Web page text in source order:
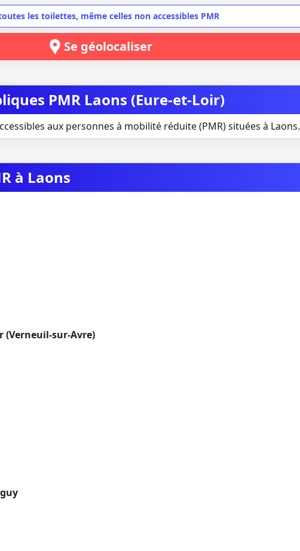
les toilettes, même celles non accessibles PMR
Se géolocaliser
PMR Laons (Eure-et-Loir)
aux personnes à mobilité réduite (PMR) situées à Laons.
à Laons
(Verneuil-sur-Avre)